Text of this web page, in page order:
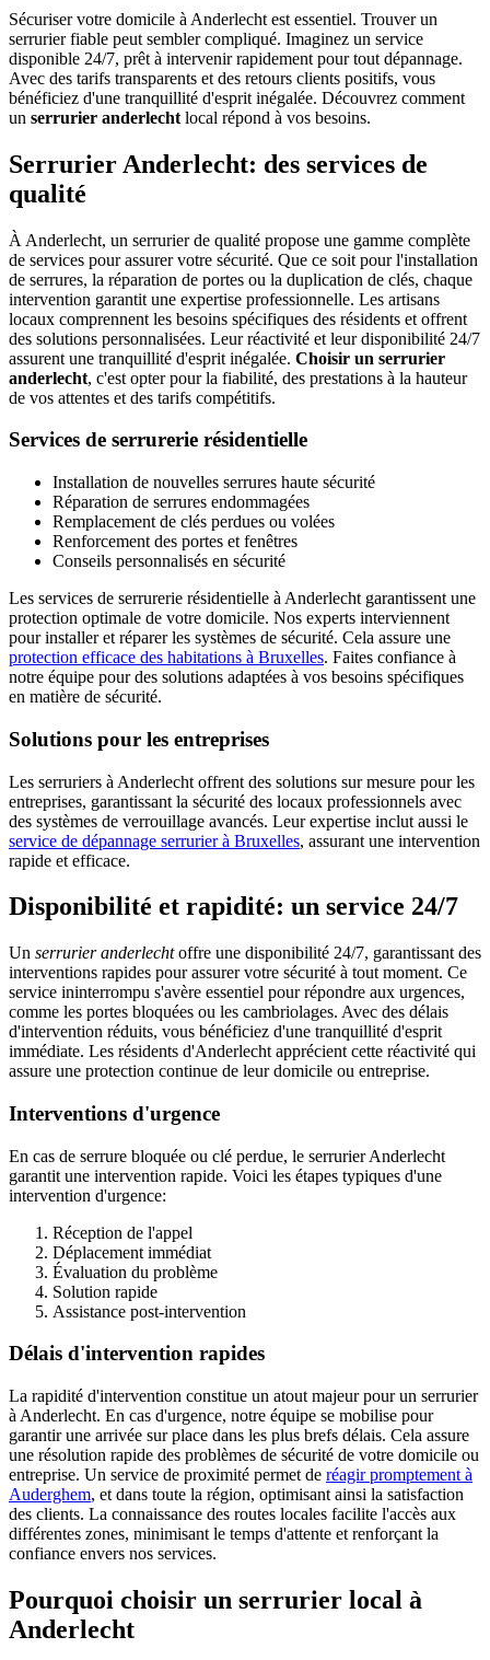
Sécuriser votre domicile à Anderlecht est essentiel. Trouver un
serrurier fiable peut sembler compliqué. Imaginez un service
disponible 24/7, prêt à intervenir rapidement pour tout dépannage.
Avec des tarifs transparents et des retours clients positifs, vous
bénéficiez d'une tranquillité d'esprit inégalée. Découvrez comment
un serrurier anderlecht local répond à vos besoins.
Serrurier Anderlecht: des services de
qualité
À Anderlecht, un serrurier de qualité propose une gamme complète
de services pour assurer votre sécurité. Que ce soit pour l'installation
de serrures, la réparation de portes ou la duplication de clés, chaque
intervention garantit une expertise professionnelle. Les artisans
locaux comprennent les besoins spécifiques des résidents et offrent
des solutions personnalisées. Leur réactivité et leur disponibilité 24/7
assurent une tranquillité d'esprit inégalée. Choisir un serrurier
anderlecht, c'est opter pour la fiabilité, des prestations à la hauteur
de vos attentes et des tarifs compétitifs.
Services de serrurerie résidentielle
Installation de nouvelles serrures haute sécurité
Réparation de serrures endommagées
Remplacement de clés perdues ou volées
Renforcement des portes et fenêtres
Conseils personnalisés en sécurité
Les services de serrurerie résidentielle à Anderlecht garantissent une
protection optimale de votre domicile. Nos experts interviennent
pour installer et réparer les systèmes de sécurité. Cela assure une
protection efficace des habitations à Bruxelles. Faites confiance à
notre équipe pour des solutions adaptées à vos besoins spécifiques
en matière de sécurité.
Solutions pour les entreprises
Les serruriers à Anderlecht offrent des solutions sur mesure pour les
entreprises, garantissant la sécurité des locaux professionnels avec
des systèmes de verrouillage avancés. Leur expertise inclut aussi le
service de dépannage serrurier à Bruxelles, assurant une intervention
rapide et efficace.
Disponibilité et rapidité: un service 24/7
Un serrurier anderlechtoffre une disponibilité 24/7, garantissant des
interventions rapides pour assurer votre sécurité à tout moment. Ce
service ininterrompu s'avère essentiel pour répondre aux urgences,
comme les portes bloquées ou les cambriolages. Avec des délais
d'intervention réduits, vous bénéficiez d'une tranquillité d'esprit
immédiate. Les résidents d'Anderlecht apprécient cette réactivité qui
assure une protection continue de leur domicile ou entreprise.
Interventions d'urgence
En cas de serrure bloquée ou clé perdue, le serrurier Anderlecht
garantit une intervention rapide. Voici les étapes typiques d'une
intervention d'urgence:
Réception de l'appel
Déplacement immédiat
Évaluation du problème
Solution rapide
Assistance post-intervention
Délais d'intervention rapides
La rapidité d'intervention constitue un atout majeur pour un serrurier
à Anderlecht. En cas d'urgence, notre équipe se mobilise pour
garantir une arrivée sur place dans les plus brefs délais. Cela assure
une résolution rapide des problèmes de sécurité de votre domicile ou
entreprise. Un service de proximité permet de réagir promptement à
Auderghem, et dans toute la région, optimisant ainsi la satisfaction
des clients. La connaissance des routes locales facilite l'accès aux
différentes zones, minimisant le temps d'attente et renforçant la
confiance envers nos services.
Pourquoi choisir un serrurier local à
Anderlecht